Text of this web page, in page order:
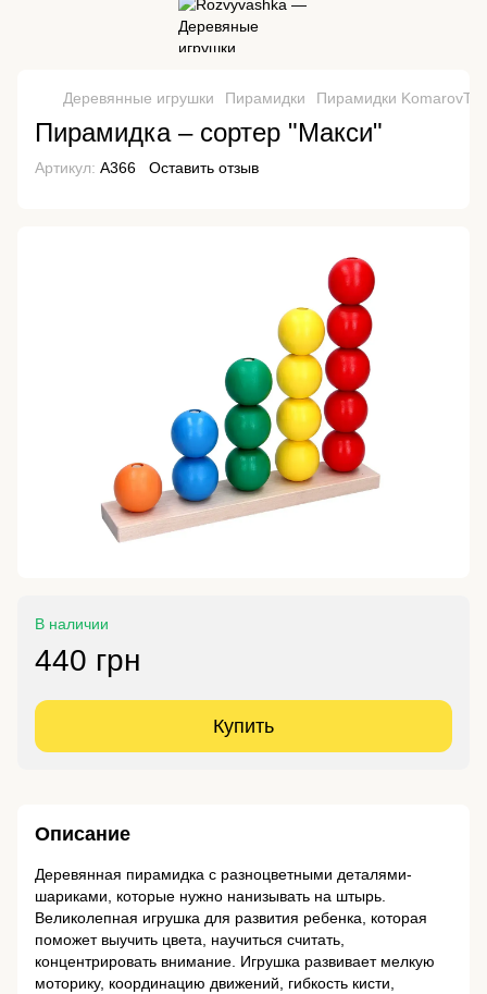
Деревянные игрушки Пирамидки Пирамидки
Пирамидка – сортер "Макси"
Артикул: А366 Оставить отзыв
В наличии
440 грн
Купить
Описание
Деревянная пирамидка с разноцветными деталями-
шариками, которые нужно нанизывать на штырь.
Великолепная игрушка для развития ребенка, которая
поможет выучить цвета, научиться считать,
концентрировать внимание. Игрушка развивает мелкую
моторику, координацию движений, гибкость кисти,